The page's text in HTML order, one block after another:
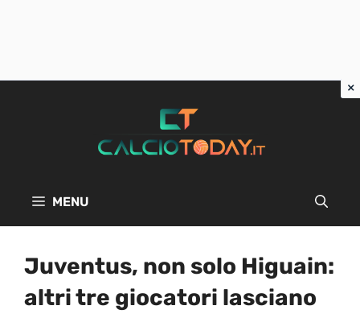
MENU
Juventus, non solo Higuain:
altri tre giocatori lasciano